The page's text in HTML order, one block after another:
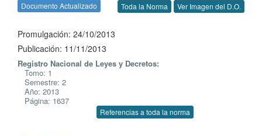
Documento Actualizado Toda la Norma Ver Imagen del D.O.
Promulgación: 24/10/2013
Publicación: 11/11/2013
Registro Nacional de Leyes y Decretos:
Tomo: 1
Semestre: 2
Año: 2013
Página: 1637
Referencias a toda la norma